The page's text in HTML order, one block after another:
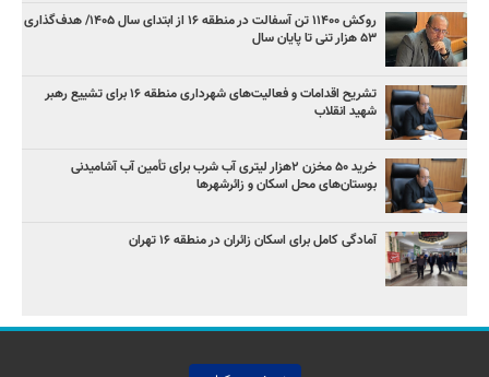
روکش ۱۱۴۰۰ تن آسفالت در منطقه ۱۶ از ابتدای سال ۱۴۰۵/ هدف‌گذاری
۵۳ هزار تنی تا پایان سال
تشریح اقدامات و فعالیت‌های شهرداری منطقه ۱۶ برای تشییع رهبر
شهید انقلاب
خرید ۵۰ مخزن ۲هزار لیتری آب شرب برای تأمین آب آشامیدنی
بوستان‌های محل اسکان و زائرشهرها
آمادگی کامل برای اسکان زائران در منطقه ۱۶ تهران